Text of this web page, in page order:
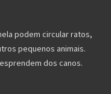
podem circular ratos,
pequenos animais.
dos canos.